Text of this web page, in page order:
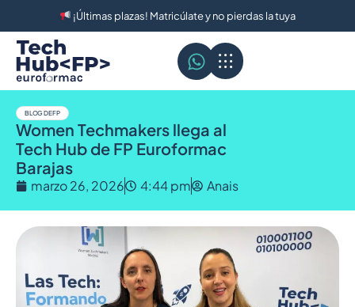
¡Últimas plazas! Matricúlate y no pierdas la tuya
BLOG DE FP
Women Techmakers llega al
Tech Hub de FP Euroformac
Barajas
marzo 26, 2026 4:44 pm Anais